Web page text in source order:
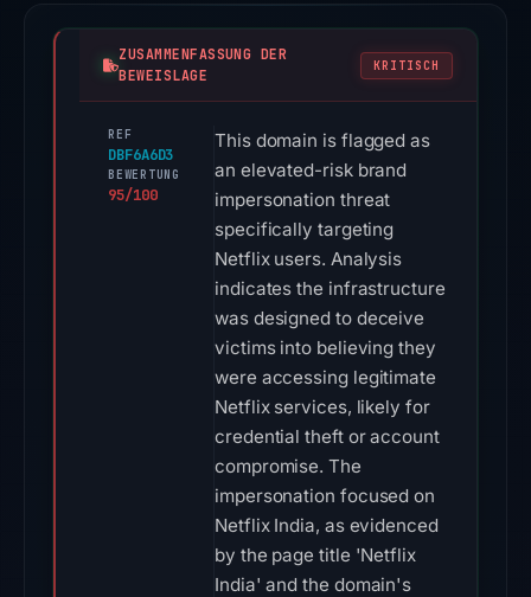
ZUSAMMENFASSUNG DER
BEWEISLAGE
KRITISCH
REF
DBF6A6D3
BEWERTUNG
95/100
This domain is flagged as
an elevated-risk brand
impersonation threat
specifically targeting
Netflix users. Analysis
indicates the infrastructure
was designed to deceive
victims into believing they
were accessing legitimate
Netflix services, likely for
credential theft or account
compromise. The
impersonation focused on
Netflix India, as evidenced
by the page title 'Netflix
India' and the domain's